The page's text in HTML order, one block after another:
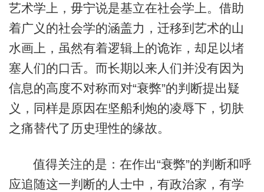
艺术学上，毋宁说是基立在社会学上。借助
着广义的社会学的涵盖力，迁移到艺术的山
水画上，虽然有着逻辑上的诡诈，却足以堵
塞人们的口舌。而长期以来人们并没有因为
信息的高度不对称而对“衰弊”的判断提出疑
义，同样是原因在坚船利炮的凌辱下，切肤
之痛替代了历史理性的缘故。
值得关注的是：在作出“衰弊”的判断和呼
应追随这一判断的人士中，有政治家，有学